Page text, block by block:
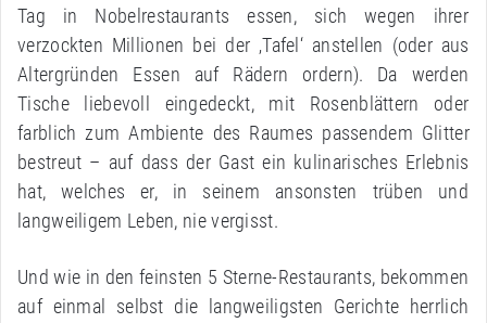
Tag in Nobelrestaurants essen, sich wegen ihrer
verzockten Millionen bei der ‚Tafel‘ anstellen (oder aus
Altergründen Essen auf Rädern ordern). Da werden
Tische liebevoll eingedeckt, mit Rosenblättern oder
farblich zum Ambiente des Raumes passendem Glitter
bestreut – auf dass der Gast ein kulinarisches Erlebnis
hat, welches er, in seinem ansonsten trüben und
langweiligem Leben, nie vergisst.
Und wie in den feinsten 5 Sterne-Restaurants, bekommen
auf einmal selbst die langweiligsten Gerichte herrlich